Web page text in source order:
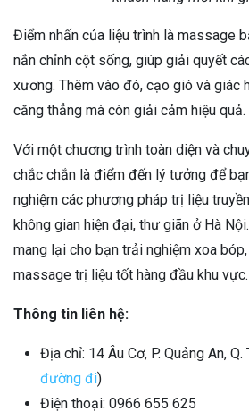
Điểm nhấn của liệu trình là massage
nắn chỉnh cột sống, giúp giải quyết
xương. Thêm vào đó, cạo gió và giác
căng thẳng mà còn giải cảm hiệu quả.
Với một chương trình toàn diện và
chắc chắn là điểm đến lý tưởng để
nghiệm các phương pháp trị liệu
không gian hiện đại, thư giãn ở Hà
mang lại cho bạn trải nghiệm xoa
massage trị liệu tốt hàng đầu khu vực.
Thông tin liên hệ:
Địa chỉ: 14 Âu Cơ, P. Quảng An, Q.
đường đi)
Điện thoại: 0966 655 625